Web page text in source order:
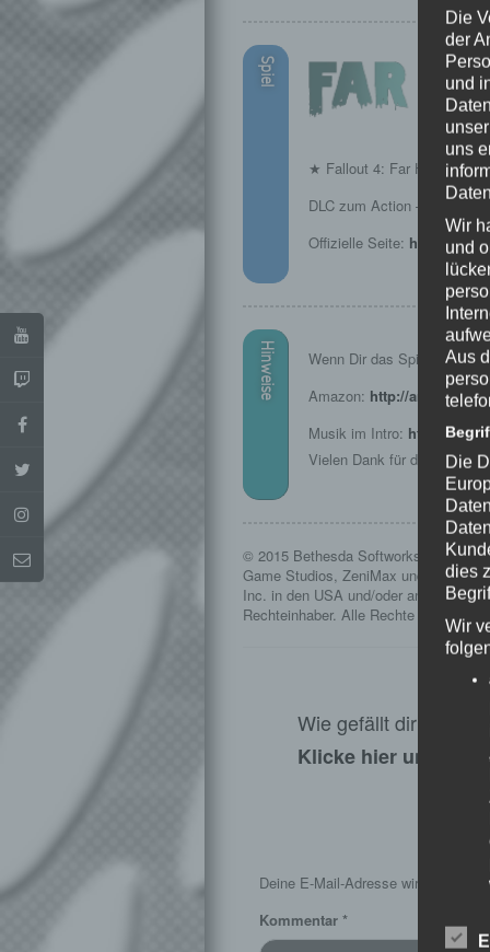
Spiel
★ Fallout 4: Far Harbor ★
DLC zum Action – RPG
Offizielle Seite: https://
Hinweise
Wenn Dir das Spiel gefällt,
Amazon: http://amzn.to/
Musik im Intro: http://
Vielen Dank für die
© 2015 Bethesda Softworks LLC, ein
Game Studios, ZeniMax und die
Inc. in den USA und/oder anderen
Rechteinhaber. Alle Rechte vorbehalten.
Wie gefällt dir dieser
Klicke hier und
Deine E-Mail-Adresse wird nicht
Kommentar *
Die
der
und
uns
Wir
und
Aus
Die
dies
Wir